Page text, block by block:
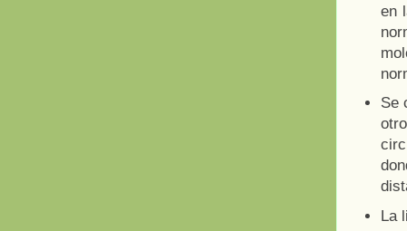
en
Se
La